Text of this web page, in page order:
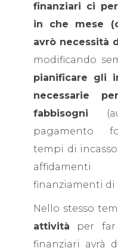
finanziari ci
in che mese
avrò necessità
modificando
pianificare gli
necessarie
fabbisogni
pagamento
tempi di
finanziamenti di
Nello stesso
attività per far
finanziari avrà